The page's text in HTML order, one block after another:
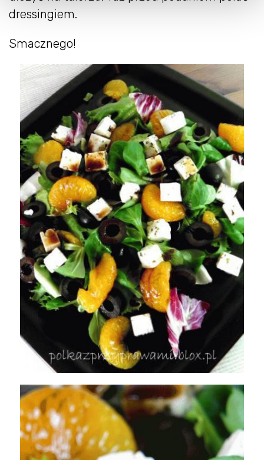
dressingiem.
Smacznego!